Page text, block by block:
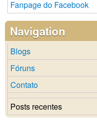
Fanpage do Facebook
Navigation
Blogs
Fóruns
Contato
Posts recentes